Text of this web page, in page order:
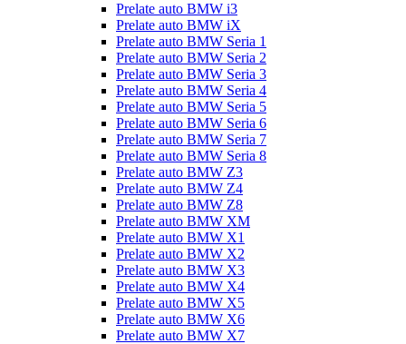
Prelate auto BMW i3
Prelate auto BMW iX
Prelate auto BMW Seria 1
Prelate auto BMW Seria 2
Prelate auto BMW Seria 3
Prelate auto BMW Seria 4
Prelate auto BMW Seria 5
Prelate auto BMW Seria 6
Prelate auto BMW Seria 7
Prelate auto BMW Seria 8
Prelate auto BMW Z3
Prelate auto BMW Z4
Prelate auto BMW Z8
Prelate auto BMW XM
Prelate auto BMW X1
Prelate auto BMW X2
Prelate auto BMW X3
Prelate auto BMW X4
Prelate auto BMW X5
Prelate auto BMW X6
Prelate auto BMW X7